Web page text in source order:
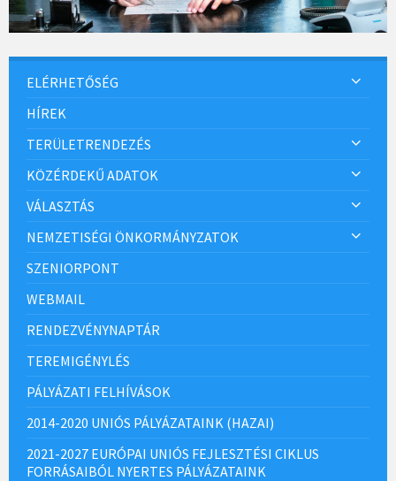
ELÉRHETŐSÉG
HÍREK
TERÜLETRENDEZÉS
KÖZÉRDEKŰ ADATOK
VÁLASZTÁS
NEMZETISÉGI ÖNKORMÁNYZATOK
SZENIORPONT
WEBMAIL
RENDEZVÉNYNAPTÁR
TEREMIGÉNYLÉS
PÁLYÁZATI FELHÍVÁSOK
2014-2020 UNIÓS PÁLYÁZATAINK (HAZAI)
2021-2027 EURÓPAI UNIÓS FEJLESZTÉSI CIKLUS
FORRÁSAIBÓL NYERTES PÁLYÁZATAINK